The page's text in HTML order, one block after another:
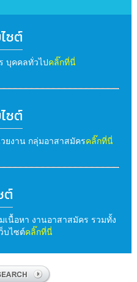
ซต์
บุคคลทั่วไปคลิ๊กที่นี่
ซต์
ยงาน กลุ่มอาสาสมัครคลิ๊กที่นี่
ต์
เนื้อหา งานอาสาสมัคร รวมทั้ง
บไซต์คลิ๊กที่นี่